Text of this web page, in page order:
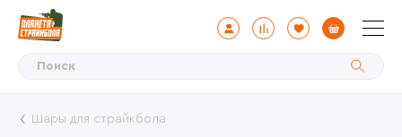
Шары для страйкбола